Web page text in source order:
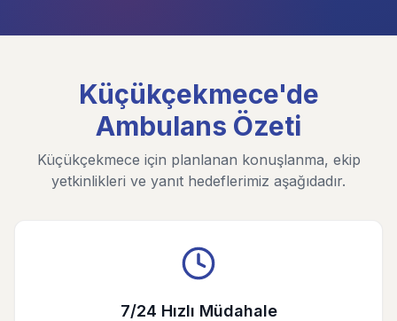
Küçükçekmece'de
Ambulans Özeti
Küçükçekmece için planlanan konuşlanma, ekip
yetkinlikleri ve yanıt hedeflerimiz aşağıdadır.
7/24 Hızlı Müdahale